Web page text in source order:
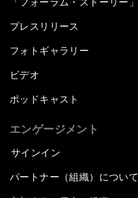
「フォーラム・ストーリー」
プレスリリース
フォトギャラリー
ビデオ
ポッドキャスト
エンゲージメント
サインイン
パートナー（組織）について